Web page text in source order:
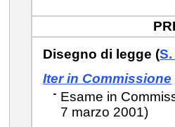
Disegno di legge (
Iter in Commissione
Esame in
7 marzo 2001)